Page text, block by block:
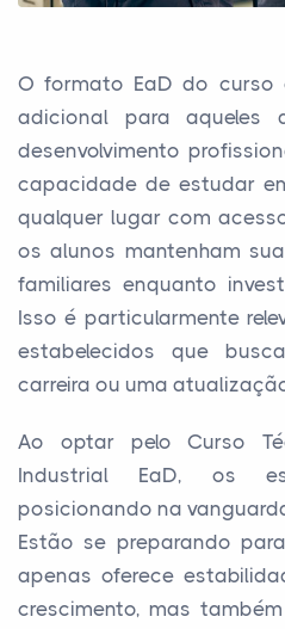
O formato EaD do curso
adicional para aqueles
desenvolvimento
capacidade de estudar
qualquer lugar com
os alunos mantenham
familiares enquanto
Isso é particularmente
estabelecidos que
carreira ou uma
Ao optar pelo Curso
Industrial EaD, os
posicionando na
Estão se preparando
apenas oferece
crescimento, mas